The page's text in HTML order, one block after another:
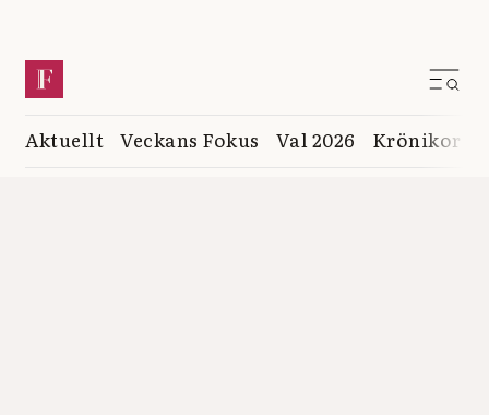
Aktuellt Veckans Fokus Val 2026 Krönikor